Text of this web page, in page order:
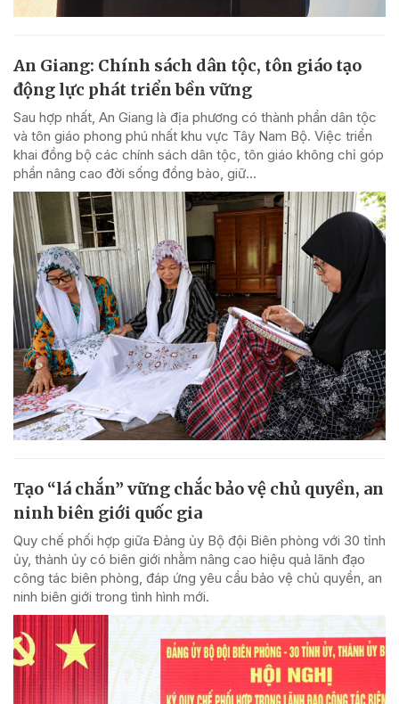
An Giang: Chính sách dân tộc, tôn giáo tạo
động lực phát triển bền vững
Sau hợp nhất, An Giang là địa phương có thành phần dân tộc
và tôn giáo phong phú nhất khu vực Tây Nam Bộ. Việc triển
khai đồng bộ các chính sách dân tộc, tôn giáo không chỉ góp
phần nâng cao đời sống đồng bào, giữ...
Tạo “lá chắn” vững chắc bảo vệ chủ quyền, an
ninh biên giới quốc gia
Quy chế phối hợp giữa Đảng ủy Bộ đội Biên phòng với 30 tỉnh
ủy, thành ủy có biên giới nhằm nâng cao hiệu quả lãnh đạo
công tác biên phòng, đáp ứng yêu cầu bảo vệ chủ quyền, an
ninh biên giới trong tình hình mới.